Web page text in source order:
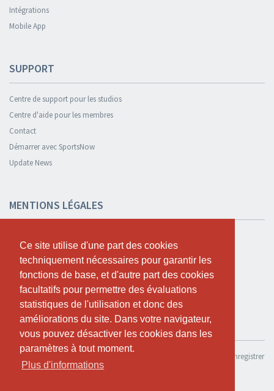
Ce site utilise d'une part des cookies
techniquement nécessaires pour garantir les
fonctions de base, et d'autre part des cookies
facultatifs pour permettre des évaluations
statistiques de l'utilisation et donc des
améliorations du site. Dans votre navigateur,
vous pouvez désactiver les cookies dans les
paramètres à tout moment.
Plus d'informations
Ce site utilise d'une part des cookies
techniquement nécessaires pour garantir les
fonctions de base, et d'autre part des cookies
facultatifs pour permettre des évaluations
statistiques de l'utilisation et donc des
améliorations du site. Dans votre navigateur,
vous pouvez désactiver les cookies dans les
paramètres à tout moment.
Plus d'informations
Intégrations
Mobile App
SUPPORT
Centre de support pour les studios
Centre d'aide pour les membres
Contact
Démarrer avec SportsNow
Update News
MENTIONS LÉGALES
Déclaration de confidentialité
Termes et conditions
Cookie Policy
TESTER GRATUITEMENT
Si tu souhaites utiliser SportsNow pour ton propre studio, tu peux l’enregistrer